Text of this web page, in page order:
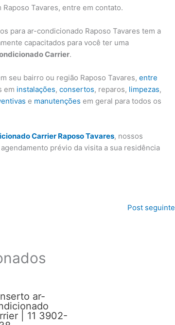
Tavares, entre em contato.
para ar-condicionado Raposo Tavares tem a
capacitados para você ter uma
Carrier.
seu bairro ou região Raposo Tavares, entre
em instalações, consertos, reparos, limpezas,
e manutenções em geral para todos os
Carrier Raposo Tavares, nossos
prévio da visita a sua residência
Post seguinte
ar-
| 11 3902-